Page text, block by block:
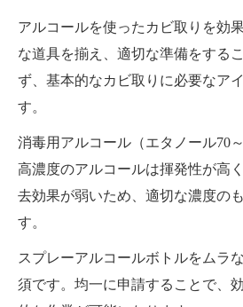
アルコールを使ったカビ取りを効
な道具を揃え、適切な準備をする
ず、基本的なカビ取りに必要なア
す。
消毒用アルコール（エタノール70～
高濃度のアルコールは揮発性が高
去効果が弱いため、適切な濃度の
す。
スプレーアルコールボトルをムラ
須です。均一に申請することで、